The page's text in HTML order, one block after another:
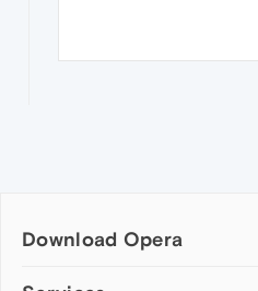
Download Opera